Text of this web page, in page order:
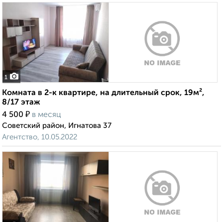
1
Комната в 2-к квартире, на длительный срок, 19м²,
8/17 этаж
4 500 ₽ в месяц
Советский район, Игнатова 37
Агентство, 10.05.2022